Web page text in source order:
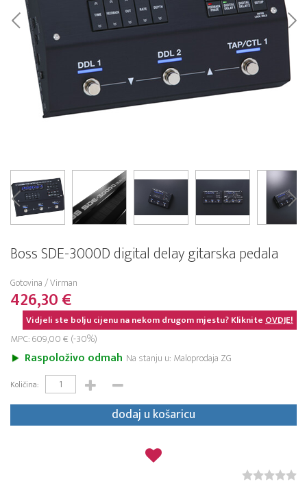
Boss SDE-3000D digital delay gitarska pedala
Gotovina / Virman
426,30 €
Vidjeli ste bolju cijenu na nekom drugom mjestu? KlikniteOVDJE!
MPC: 609,00 € (-30%)
Raspoloživo odmah Na stanju u: Maloprodaja ZG
Količina:
dodaj u košaricu